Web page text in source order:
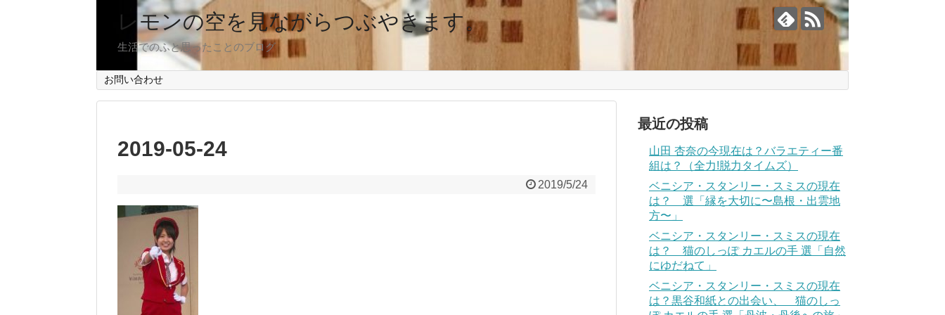
レモンの空を見ながらつぶやきます。
生活でのふと思ったことのブログ
お問い合わせ
2019-05-24
2019/5/24
最近の投稿
山田 杏奈の今現在は？バラエティー番
組は？（全力!脱力タイムズ）
ベニシア・スタンリー・スミスの現在
は？ 選「縁を大切に〜島根・出雲地
方〜」
ベニシア・スタンリー・スミスの現在
は？ 猫のしっぽ カエルの手 選「自然
にゆだねて」
ベニシア・スタンリー・スミスの現在
は？黒谷和紙との出会い、 猫のしっ